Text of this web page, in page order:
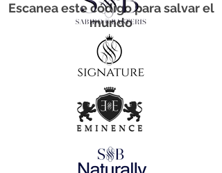
Escanea este código para salvar el
mundo